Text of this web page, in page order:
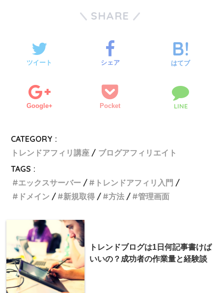
SHARE
ツイート シェア はてブ
Google+ Pocket LINE
CATEGORY :
トレンドアフィリ講座
ブログアフィリエイト
TAGS :
エックスサーバー
トレンドアフィリ入門
ドメイン
新規取得 方法 管理画面
トレンドブログは1日何記事書けば
いいの？成功者の作業量と経験談